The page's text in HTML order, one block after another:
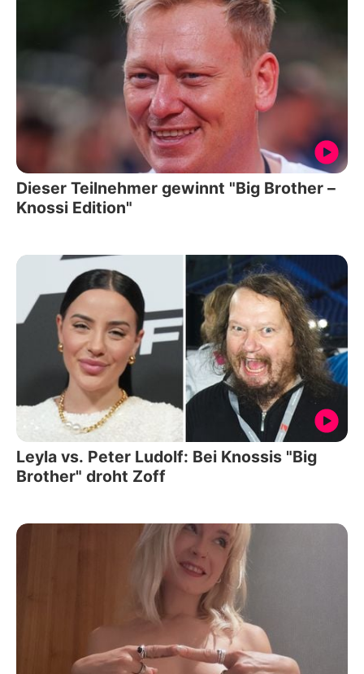
Dieser Teilnehmer gewinnt "Big Brother –
Knossi Edition"
Leyla vs. Peter Ludolf: Bei Knossis "Big
Brother" droht Zoff